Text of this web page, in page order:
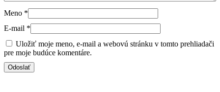
Meno *
E-mail *
Uložiť moje meno, e-mail a webovú stránku v tomto prehliadači
pre moje budúce komentáre.